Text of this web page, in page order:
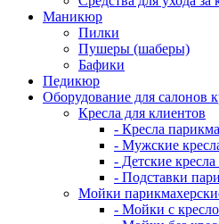
Маникюр
Пилки
Пушеры (шаберы)
Бафики
Педикюр
Оборудование для салонов
Кресла для клиентов
- Кресла
- Мужские
- Детские
- Подставки
Мойки
- Мойки с